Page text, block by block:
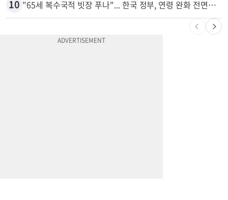
9 “전쟁터 같았다”…테슬라 충돌로 OC 주택 4채 파손
"65세 복수국적 빗장 푸나"... 한국 정부, 연령 완화 전면 추진